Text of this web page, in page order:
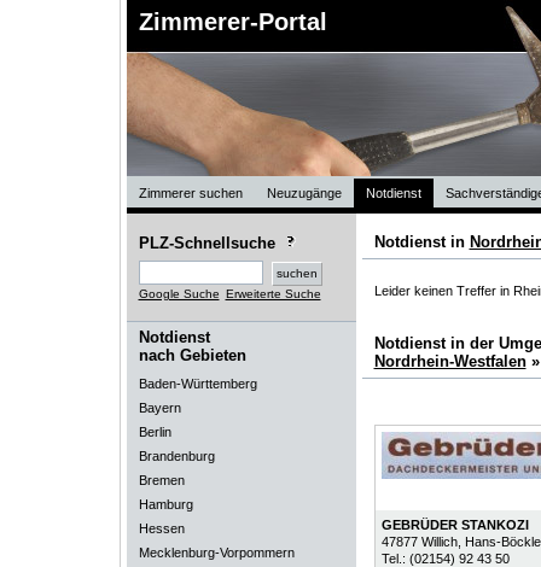
Zimmerer-Portal
Zimmerer suchen Neuzugänge Notdienst
PLZ-Schnellsuche
Google Suche Erweiterte Suche
Notdienst
nach Gebieten
Baden-Württemberg
Bayern
Berlin
Brandenburg
Bremen
Hamburg
Hessen
Mecklenburg-Vorpommern
Notdienst in
Leider keinen Treffer in
Notdienst in der
Nordrhein-Westfalen
GEBRÜDER STANKOZI
47877 Willich, Hans-
Tel.: (02154) 92 43 50